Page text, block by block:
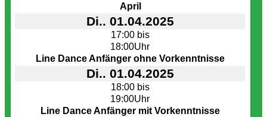
April
Di.. 01.04.2025
17:00 bis
18:00Uhr
Line Dance Anfänger ohne Vorkenntnisse
Di.. 01.04.2025
18:00 bis
19:00Uhr
Line Dance Anfänger mit Vorkenntnisse